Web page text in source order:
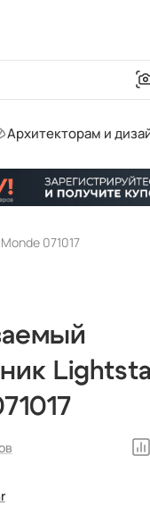
Архитекторам и
071017